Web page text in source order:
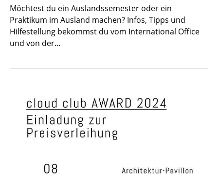
Möchtest du ein Auslandssemester oder ein
Praktikum im Ausland machen? Infos, Tipps und
Hilfestellung bekommst du vom International Office
und von der…